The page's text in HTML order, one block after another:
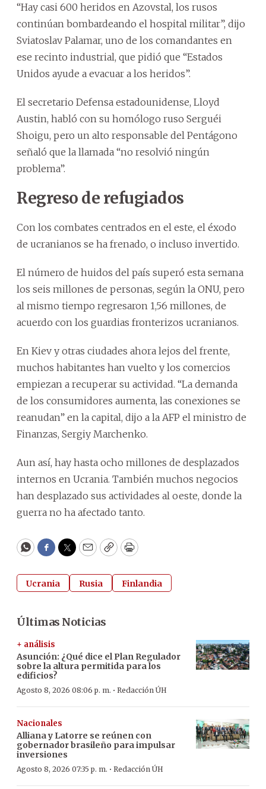
“Hay casi 600 heridos en Azovstal, los rusos
continúan bombardeando el hospital militar”, dijo
Sviatoslav Palamar, uno de los comandantes en
ese recinto industrial, que pidió que “Estados
Unidos ayude a evacuar a los heridos”.
El secretario Defensa estadounidense, Lloyd
Austin, habló con su homólogo ruso Serguéi
Shoigu, pero un alto responsable del Pentágono
señaló que la llamada “no resolvió ningún
problema”.
Regreso de refugiados
Con los combates centrados en el este, el éxodo
de ucranianos se ha frenado, o incluso invertido.
El número de huidos del país superó esta semana
los seis millones de personas, según la ONU, pero
al mismo tiempo regresaron 1,56 millones, de
acuerdo con los guardias fronterizos ucranianos.
En Kiev y otras ciudades ahora lejos del frente,
muchos habitantes han vuelto y los comercios
empiezan a recuperar su actividad. “La demanda
de los consumidores aumenta, las conexiones se
reanudan” en la capital, dijo a la AFP el ministro de
Finanzas, Sergiy Marchenko.
Aun así, hay hasta ocho millones de desplazados
internos en Ucrania. También muchos negocios
han desplazado sus actividades al oeste, donde la
guerra no ha afectado tanto.
WhatsApp
Facebook
Twitter
EmailCopyPrint
Ucrania Rusia Finlandia
Últimas Noticias
+ análisis
Asunción: ¿Qué dice el Plan Regulador
sobre la altura permitida para los
edificios?
Agosto 8, 2026 08:06 p. m. · Redacción ÚH
Nacionales
Alliana y Latorre se reúnen con
gobernador brasileño para impulsar
inversiones
Agosto 8, 2026 07:35 p. m. · Redacción ÚH